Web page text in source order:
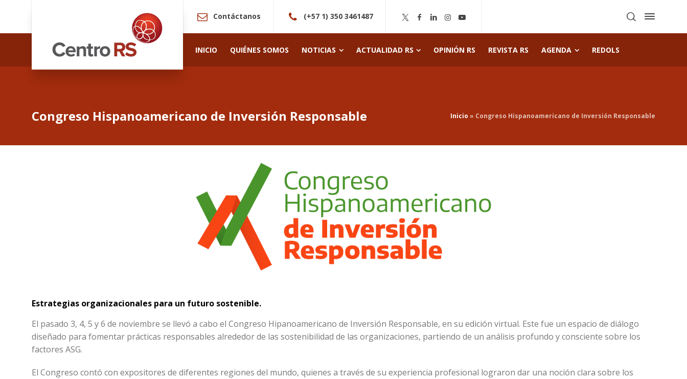
Contáctanos (+57 1) 350 3461487
INICIO QUIÉNES SOMOS NOTICIAS ACTUALIDAD RS OPINIÓN RS REVISTA RS AGENDA REDOLS
Congreso Hispanoamericano de Inversión Responsable Inicio » Congreso Hispanoamericano de Inversión Responsable
Estrategias organizacionales para un futuro sostenible.
El pasado 3, 4, 5 y 6 de noviembre se llevó a cabo el Congreso Hipanoamericano de Inversión Responsable, en su edición virtual. Este fue un espacio de diálogo
diseñado para fomentar prácticas responsables alrededor de las sostenibilidad de las organizaciones, partiendo de un análisis profundo y consciente sobre los
factores ASG.
El Congreso contó con expositores de diferentes regiones del mundo, quienes a través de su experiencia profesional lograron dar una noción clara sobre los